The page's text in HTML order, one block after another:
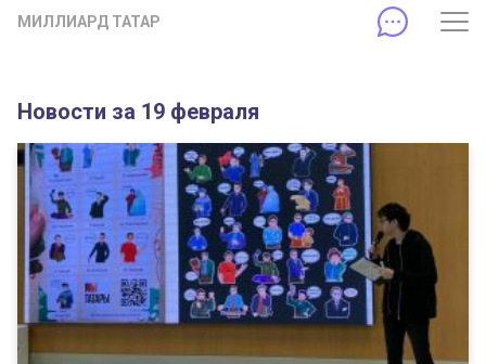
МИЛЛИАРД ТАТАР
Новости за 19 февраля